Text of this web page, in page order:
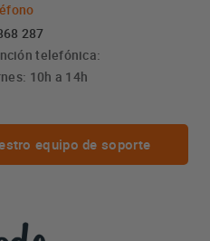
287
telefónica:
10h a 14h
equipo de soporte